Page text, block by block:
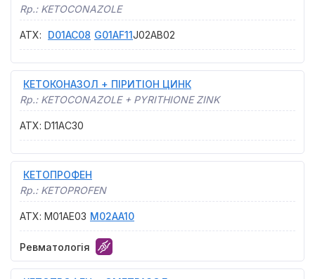
Rp.: KETOCONAZOLE
АТХ: D01AC08 G01AF11J02AB02
КЕТОКОНАЗОЛ + ПІРИТІОН ЦИНК
Rp.: KETOCONAZOLE + PYRITHIONE ZINK
АТХ: D11AC30
КЕТОПРОФЕН
Rp.: KETOPROFEN
АТХ: M01AE03 M02AA10
Ревматологія